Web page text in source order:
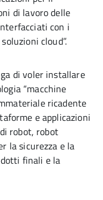
di lavoro delle
con i
cloud”.
di voler installare
“macchine
ricadente
e applicazioni
robot, robot
la sicurezza e la
finali e la